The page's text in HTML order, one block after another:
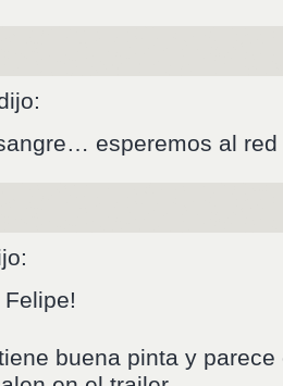
esperemos al
buena pinta y